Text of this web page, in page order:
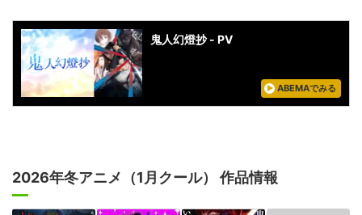
鬼人幻燈抄 - PV
ABEMAでみる
2026年冬アニメ（1月クール） 作品情報